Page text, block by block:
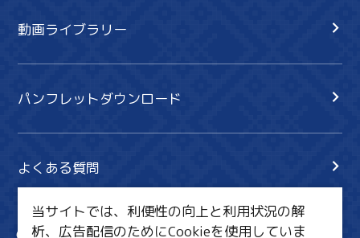
動画ライブラリー
パンフレットダウンロード
よくある質問
当サイトでは、利便性の向上と利用状況の解
析、広告配信のためにCookieを使用していま